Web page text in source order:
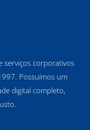
serviços corporativos
Possuímos um
digital completo,